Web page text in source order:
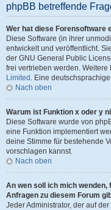
phpBB betreffende
Wer hat diese Forensoftware
Diese Software (in ihrer
entwickelt und veröffentlicht.
der GNU General Public
frei vertrieben werden. Weitere
Limited . Eine
Nach oben
Warum ist Funktion x oder y
Diese Software wurde von
eine Funktion implementiert
deine Stimme für bestehende
vorschlagen kannst.
Nach oben
An wen soll ich mich
Anfragen zu diesem Forum
Jeder Administrator, der auf